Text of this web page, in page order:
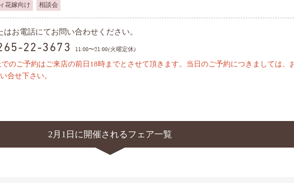
花嫁向け 相談会
はお電話にてお問い合わせください。
22-3673 11:00〜21:00(火曜定休)
のご予約はご来店の前日18時までとさせて頂きます。当日のご予約につきましては、
合せ下さい。
2月1日に開催されるフェア一覧